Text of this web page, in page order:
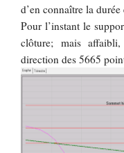
d’en connaître la
Pour l’instant le
clôture; mais
direction des 5665